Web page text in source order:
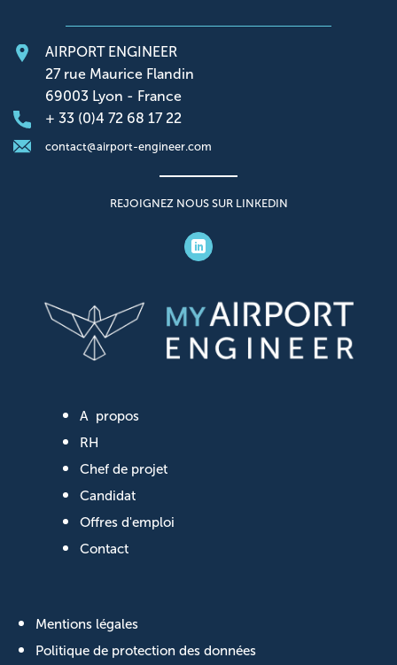
AIRPORT ENGINEER
27 rue Maurice Flandin
69003 Lyon - France
+ 33 (0)4 72 68 17 22
contact@airport-engineer.com
REJOIGNEZ NOUS SUR LINKEDIN
A propos
RH
Chef de projet
Candidat
Offres d'emploi
Contact
Mentions légales
Politique de protection des données